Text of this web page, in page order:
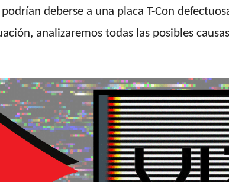
deberse a una placa T-Con
analizaremos todas las posibles